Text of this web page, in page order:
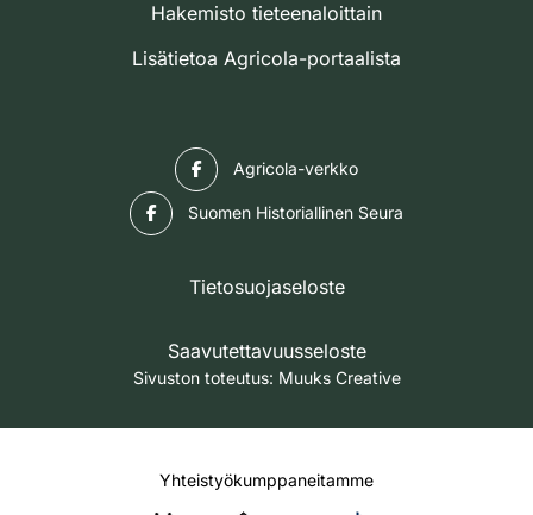
Hakemisto tieteenaloittain
Lisätietoa Agricola-portaalista
Agricola-verkko
Suomen Historiallinen Seura
Tietosuojaseloste
Saavutettavuusseloste
Sivuston toteutus: Muuks Creative
Yhteistyökumppaneitamme